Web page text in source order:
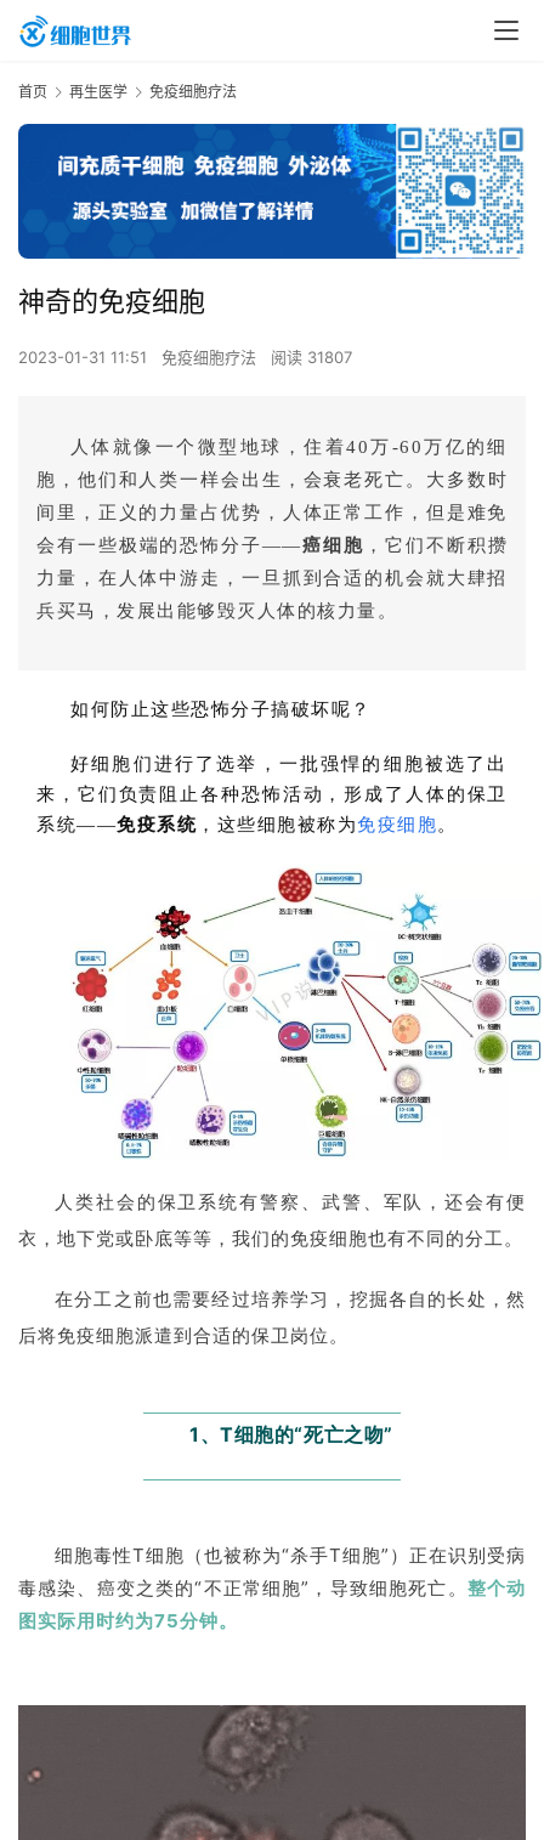
首页 再生医学 免疫细胞疗法
神奇的免疫细胞
2023-01-31 11:51 免疫细胞疗法 阅读 31807
人体就像一个微型地球，住着40万-60万亿的细
胞， 他们和人类一样会出生，会衰老死亡。大多数时
间里，正义的力量占优势，人体正常工作，但是难免
会有一些极端的恐怖分子——癌细胞 ，它们不断积攒
力量，在人体中游走，一旦抓到合适的机会就大肆招
兵买马，发展出能够毁灭人体的核力量。
如何防止这些恐怖分子搞破坏呢？
好细胞们进行了选举，一批强悍的细胞被选了出
来，它们负责阻止各种恐怖活动，形成了人体的保卫
系统——免疫系统 ，这些细胞被称为免疫细胞。
人类社会的保卫系统有警察、武警、军队，还会有便
衣，地下党或卧底等等，我们的免疫细胞也有不同的分工。
在分工之前也需要经过培养学习，挖掘各自的长处，然
后将免疫细胞派遣到合适的保卫岗位。
1、T细胞的“死亡之吻”
细胞毒性T细胞（也被称为“杀手T细胞”）正在识别受病
毒感染、癌变之类的“不正常细胞”，导致细胞死亡。 整个动
图实际用时约为75分钟。